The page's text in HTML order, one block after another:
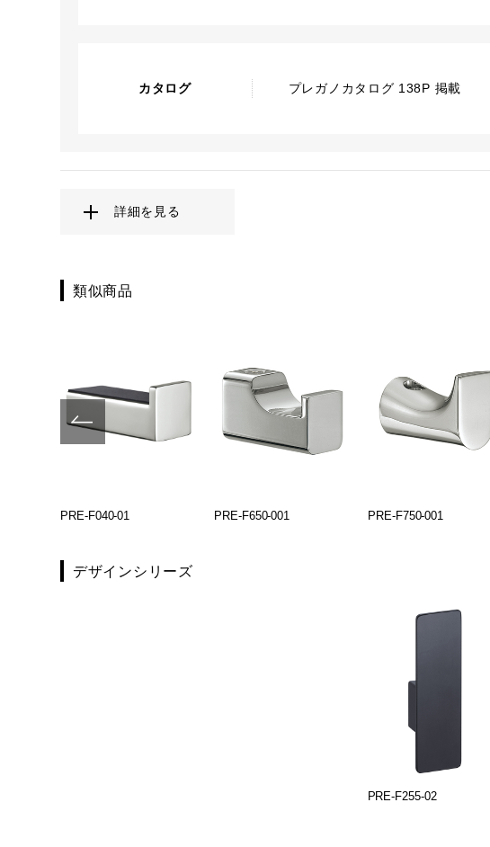
カタログ プレガノカタログ 138P 掲載
詳細を見る
類似商品
PRE-F040-01 PRE-F650-001 PRE-F750-001
デザインシリーズ
PRE-F255-02